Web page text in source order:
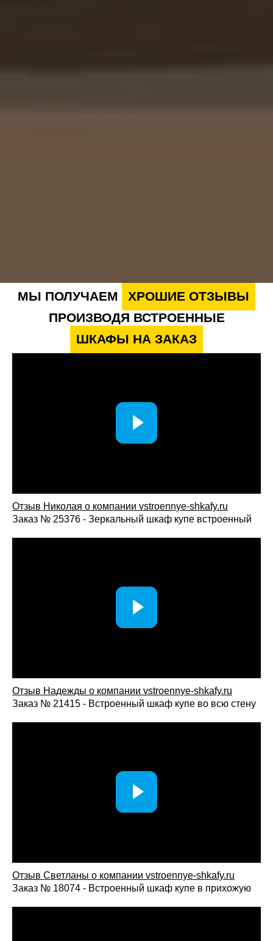
МЫ ПОЛУЧАЕМ
ХРОШИЕ ОТЗЫВЫ
ПРОИЗВОДЯ ВСТРОЕННЫЕ
ШКАФЫ НА ЗАКАЗ
Отзыв Николая о компании vstroennye-shkafy.ru
Заказ № 25376 - Зеркальный шкаф купе встроенный
Отзыв Надежды о компании vstroennye-shkafy.ru
Заказ № 21415 - Встроенный шкаф купе во всю стену
Отзыв Светланы о компании vstroennye-shkafy.ru
Заказ № 18074 - Встроенный шкаф купе в прихожую